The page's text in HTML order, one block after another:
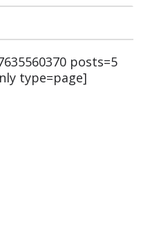
posts=5
type=page]